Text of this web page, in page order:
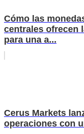
Cómo las
centrales ofrecen
para una a...
Cerus Markets
operaciones con